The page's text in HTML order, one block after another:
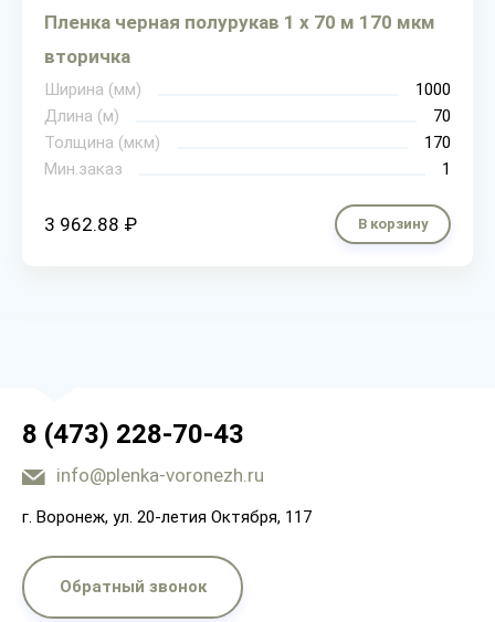
Пленка черная полурукав 1 х 70 м 170 мкм
вторичка
Ширина (мм)
1000
Длина (м)
70
Толщина (мкм)
170
Мин.заказ
1
3 962.88 ₽ В корзину
8 (473) 228-70-43
info@plenka-voronezh.ru
г. Воронеж, ул. 20-летия Октября, 117
Обратный звонок